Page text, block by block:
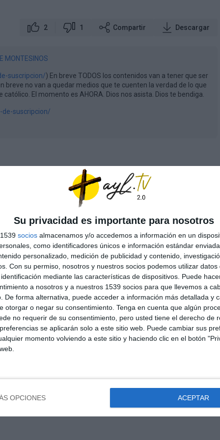
Su privacidad es importante para nosotros
socios almacenamos y/o accedemos a información en un
como identificadores únicos e información estándar
personalizado, medición de publicidad y contenido,
Con su permiso, nosotros y nuestros socios podemos utilizar datos
mediante las características de dispositivos. Puede
a nosotros y a nuestros 1539 socios para que llevemos a
De forma alternativa, puede acceder a información más detallada y
otorgar o negar su consentimiento. Tenga en cuenta que algún
no requerir de su consentimiento, pero usted tiene el derecho de
se aplicarán solo a este sitio web. Puede cambiar sus
momento volviendo a este sitio y haciendo clic en el botón
OPCIONES ACEPTAR
2 1 Compartir Descargar
MONTESINOS
suscripcion/) En breve TODOS los contenidos van a tener que ser
no van a quedar medios que te cuenten la verdad de lo que
El momento es AHORA. Dios nos asista. Dios te bendiga.
suscripcion/
sagrada-biblia-straubinger-completa-edicion-original-traducida-
product/la-masoneria-historia-hermanos-3-puntos/
demostrada/
catecismo-romano-trento/
ripalda/
dogmas-catolicos/
camino-perfeccion/
product/la-cruz-partida-la-mano-oculta-en-el-vaticano/
contra-la-iglesia-de-maurice-pinay/
product/el-fin-del-mundo-y-los-misterios-de-la-vida-futura-
examen-critico-del-novus-ordo-missae-ebook/